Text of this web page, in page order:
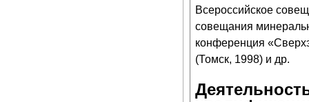
Всероссийское
совещания
конференция
(Томск, 1998) и др.